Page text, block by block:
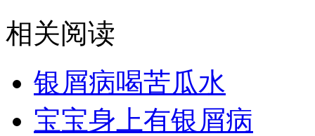
相关阅读
银屑病喝苦瓜水
宝宝身上有银屑病